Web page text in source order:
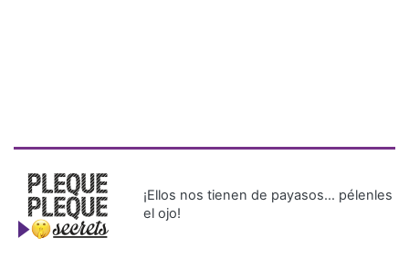
¡Ellos nos tienen de payasos… pélenles
el ojo!